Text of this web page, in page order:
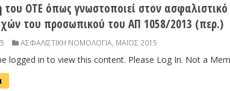
ΟΤΕ όπως γνωστοποιεί στον
του προσωπικού του ΑΠ 1058/2013 (περ.)
ΑΣΦΑΛΙΣΤΙΚΗ ΝΟΜΟΛΟΓΙΑ ΜΑΪΟΣ 2015
logged in to view this content. Please Log In. Not a